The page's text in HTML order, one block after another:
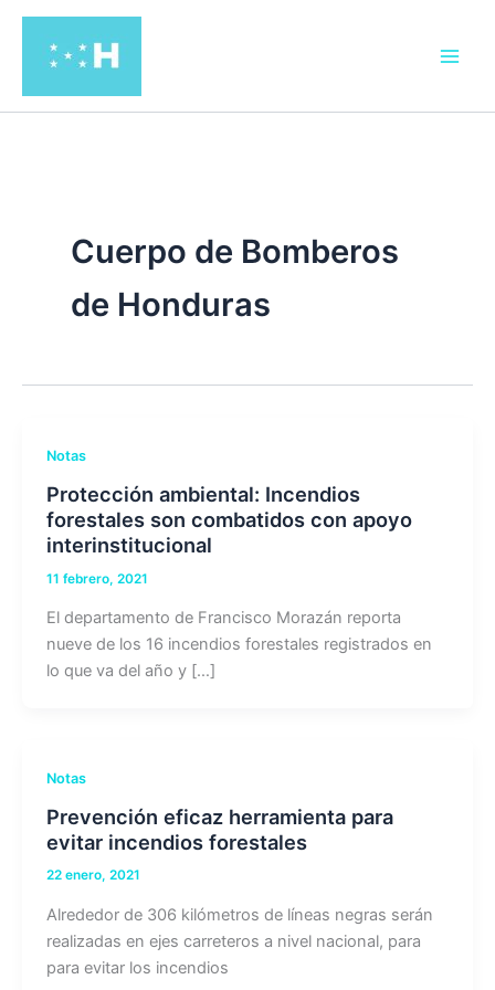
contenido
Cuerpo de Bomberos
de Honduras
Notas
Protección ambiental: Incendios
forestales son combatidos con apoyo
interinstitucional
11 febrero, 2021
El departamento de Francisco Morazán reporta
nueve de los 16 incendios forestales registrados en
lo que va del año y […]
Notas
Prevención eficaz herramienta para
evitar incendios forestales
22 enero, 2021
Alrededor de 306 kilómetros de líneas negras serán
realizadas en ejes carreteros a nivel nacional, para
para evitar los incendios